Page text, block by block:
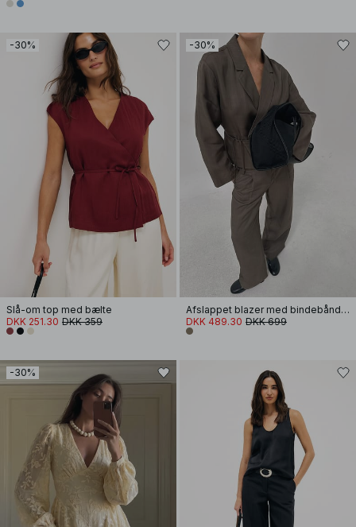
-30%
Slå-om top med bælte
DKK 251.30 DKK 359
-30%
Afslappet blazer med bindebånd foran
DKK 489.30 DKK 699
-30%